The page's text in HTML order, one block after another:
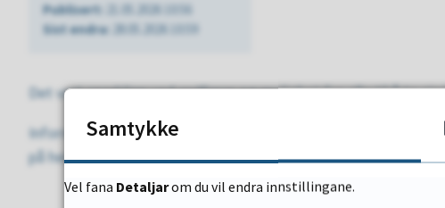
Publisert
21.05.2026 10:56
Sist endra
28.05.2026 10:59
Det vert snorklipp ved ordførar og mulighet for alle til å ta
Informasjon omretningsliner, bruk, korleis du kjøper kort
på heimesida.
Samtykke
Vel fana Detaljarom du vil endra innstillingane.